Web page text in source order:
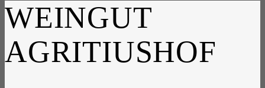
WEINGUT
AGRITIUSHOF